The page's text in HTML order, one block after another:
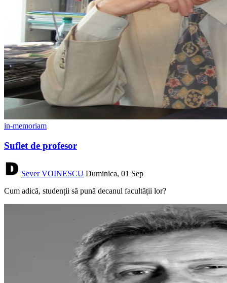
in-memoriam
Suflet de profesor
Sever VOINESCU Duminica, 01 Sep
Cum adică, studenții să pună decanul facultății lor?